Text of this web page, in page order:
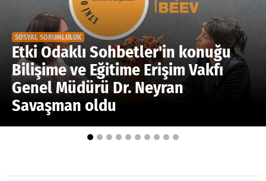
Gazeteler
Medya
Reyting-tiraj
Teknoloji
Televizyon
SOSYAL SORUMLULUK
Etki Odaklı Sohbetler'in konuğu
Bilişime ve Eğitime Erişim Vakfı
Genel Müdürü Dr. Neyran
Savaşman oldu